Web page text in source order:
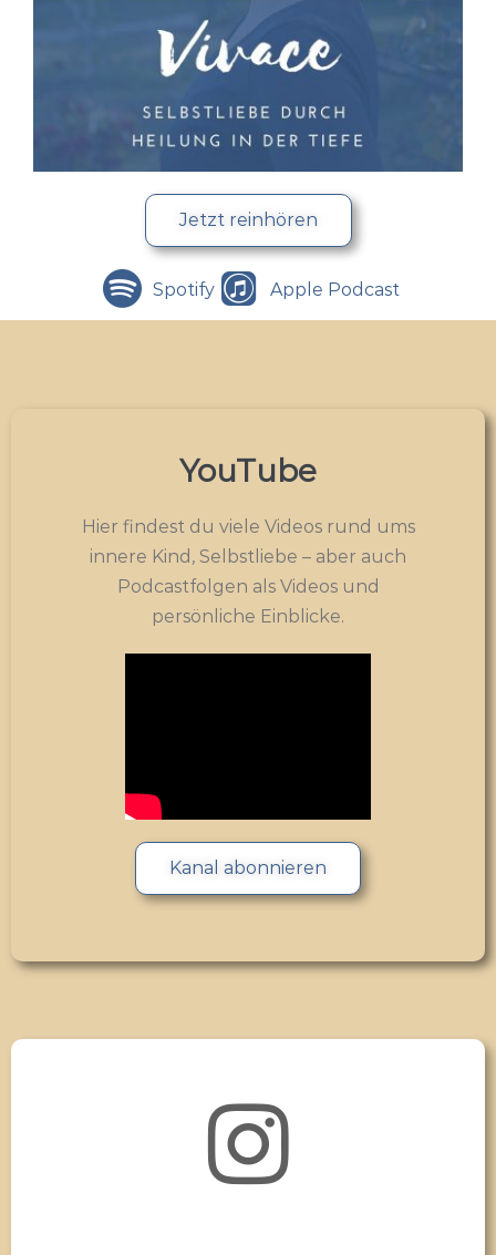
Jetzt reinhören
Spotify Apple Podcast
YouTube
Hier findest du viele Videos rund ums
innere Kind, Selbstliebe – aber auch
Podcastfolgen als Videos und
persönliche Einblicke.
Kanal abonnieren